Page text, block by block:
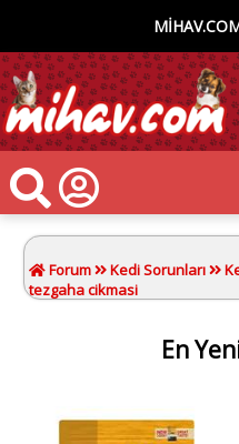
Forum Kedi Sorunları
tezgaha cikmasi
En